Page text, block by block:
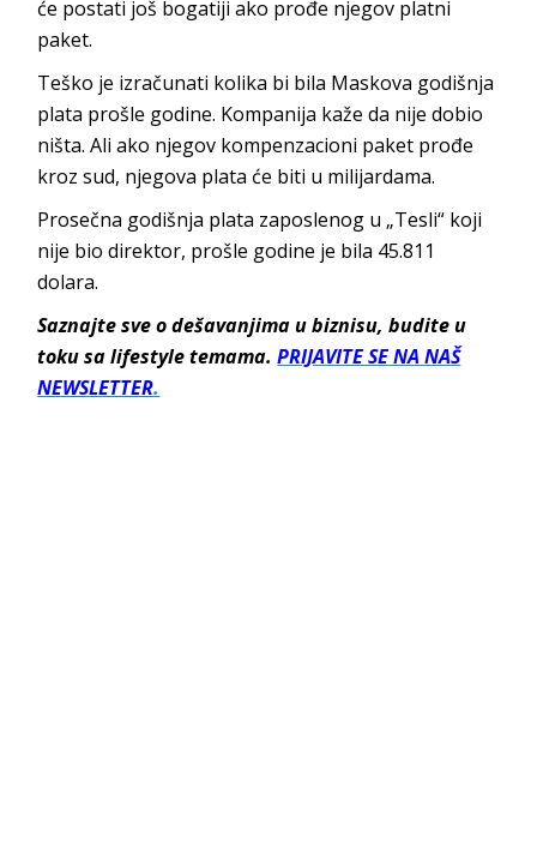
će postati još bogatiji ako prođe njegov platni
paket.
Teško je izračunati kolika bi bila Maskova godišnja
plata prošle godine. Kompanija kaže da nije dobio
ništa. Ali ako njegov kompenzacioni paket prođe
kroz sud, njegova plata će biti u milijardama.
Prosečna godišnja plata zaposlenog u „Tesli“ koji
nije bio direktor, prošle godine je bila 45.811
dolara.
Saznajte sve o dešavanjima u biznisu, budite u
toku sa lifestyle temama.PRIJAVITE SE NA NAŠ
NEWSLETTER.